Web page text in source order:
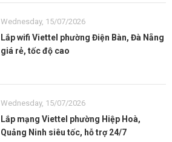
Wednesday, 15/07/2026
Lắp wifi Viettel phường Điện Bàn, Đà Nẵng
giá rẻ, tốc độ cao
Wednesday, 15/07/2026
Lắp mạng Viettel phường Hiệp Hoà,
Quảng Ninh siêu tốc, hỗ trợ 24/7